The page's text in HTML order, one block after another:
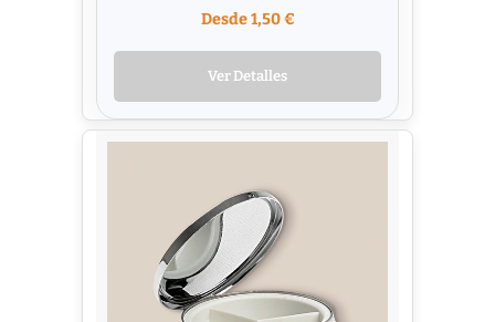
Desde 1,50 €
Ver Detalles